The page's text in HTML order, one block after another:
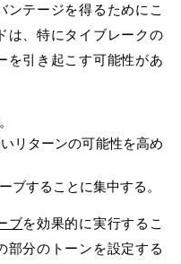
ンテージを得るためにこ
は、特にタイブレークの
を引き起こす可能性があ
リターンの可能性を高め
ブすることに集中する。
ブを効果的に実行するこ
部分のトーンを設定する